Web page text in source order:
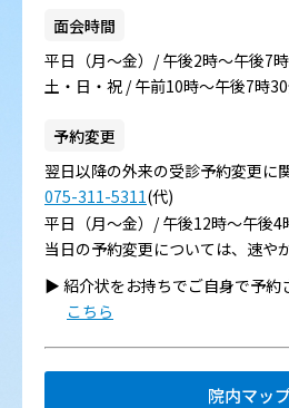
面会時間
平日（月～金）/ 午後2時～午後7
土・日・祝 / 午前10時～午後7時
予約変更
翌日以降の外来の受診予約変更に
075-311-5311(代)
平日（月～金）/ 午後12時～午後4
当日の予約変更については、速や
▶︎ 紹介状をお持ちでご自身で予約
こちら
院内マッ